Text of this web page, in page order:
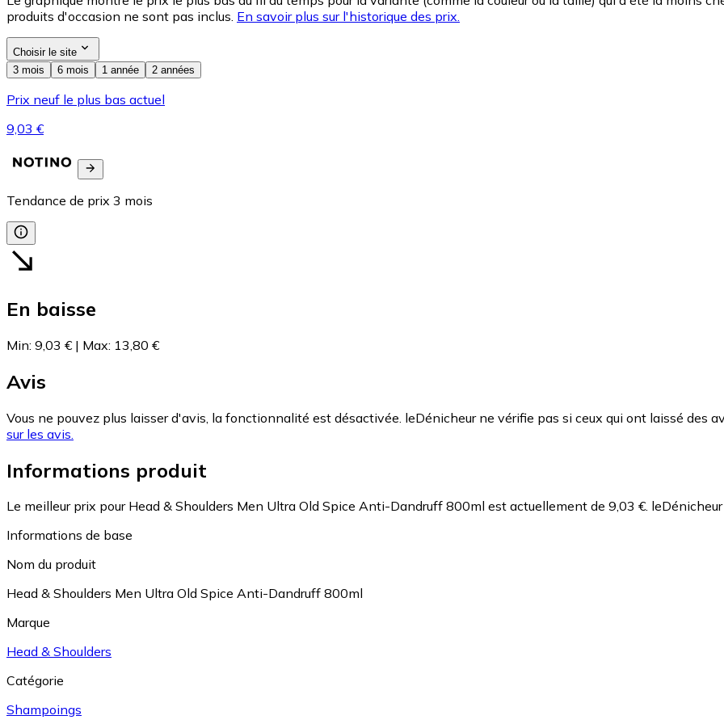
produits d'occasion ne sont pas inclus. En savoir plus sur l'historique des prix.
Choisir le site
3 mois
6 mois 1 année 2 années
Prix neuf le plus bas actuel
9,03 €
Tendance de prix 3 mois
En baisse
Min: 9,03 € | Max: 13,80 €
Avis
Vous ne pouvez plus laisser d'avis, la fonctionnalité est désactivée. leDénicheur ne vérifie pas si ceux qui ont laissé des
sur les avis.
Informations produit
Le meilleur prix pour Head & Shoulders Men Ultra Old Spice Anti-Dandruff 800ml est actuellement de 9,03 €.
Informations de base
Nom du produit
Head & Shoulders Men Ultra Old Spice Anti-Dandruff 800ml
Marque
Head & Shoulders
Catégorie
Shampoings